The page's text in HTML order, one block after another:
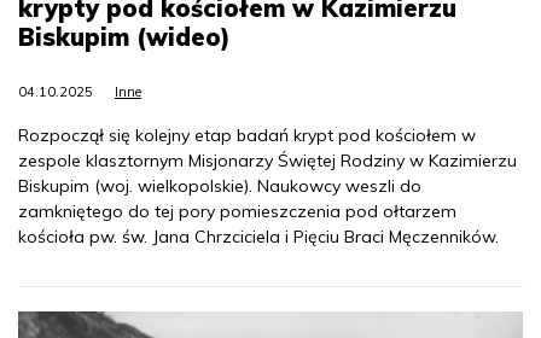
krypty pod kościołem w Kazimierzu
Biskupim (wideo)
04.10.2025 Inne
Rozpoczął się kolejny etap badań krypt pod kościołem w
zespole klasztornym Misjonarzy Świętej Rodziny w Kazimierzu
Biskupim (woj. wielkopolskie). Naukowcy weszli do
zamkniętego do tej pory pomieszczenia pod ołtarzem
kościoła pw. św. Jana Chrzciciela i Pięciu Braci Męczenników.